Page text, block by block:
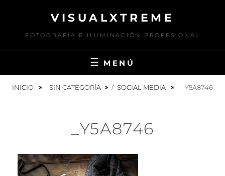
contenido
VISUALXTREME
FOTOGRAFÍA E ILUMINACIÓN PROFESIONAL
MENÚ
INICIO SIN CATEGORÍA / SOCIAL MEDIA _Y5A8746
_Y5A8746